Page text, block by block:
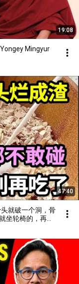
19:08
Mingyur
47:40
就破一个洞，骨
坐轮椅的，再喜